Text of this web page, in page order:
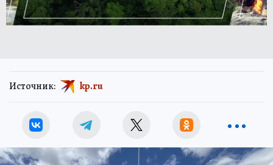
Источник: kp.ru